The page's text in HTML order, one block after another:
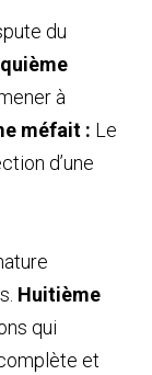
du
à
méfait : Le
d’une
Huitième
qui
et